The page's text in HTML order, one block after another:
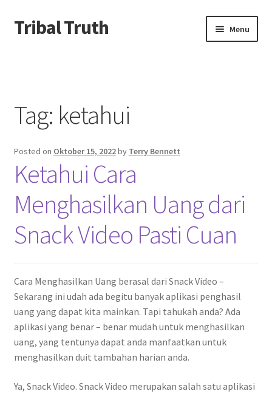
Skip
to
Skip
to
Tribal Truth Menu
Contact us
Privacy Policy
Tag: ketahui
Posted on Oktober 15, 2022by Terry Bennett
Ketahui Cara
Menghasilkan Uang dari
Snack Video Pasti Cuan
Cara Menghasilkan Uang berasal dari Snack Video –
Sekarang ini udah ada begitu banyak aplikasi penghasil
uang yang dapat kita mainkan. Tapi tahukah anda? Ada
aplikasi yang benar – benar mudah untuk menghasilkan
uang, yang tentunya dapat anda manfaatkan untuk
menghasilkan duit tambahan harian anda.
Ya, Snack Video. Snack Video merupakan salah satu aplikasi